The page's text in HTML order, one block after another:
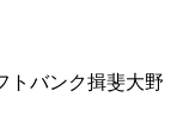
トバンク揖斐大野